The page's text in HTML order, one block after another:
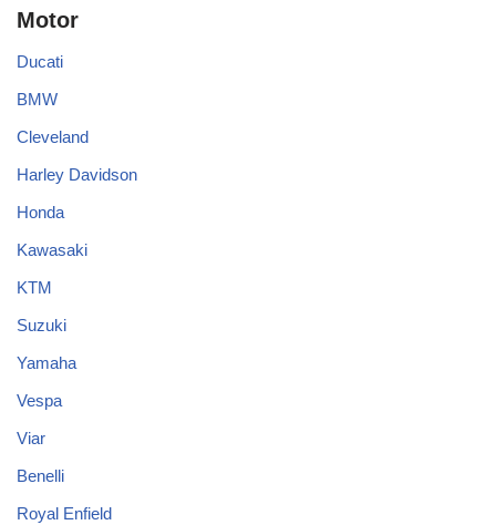
Motor
Ducati
BMW
Cleveland
Harley Davidson
Honda
Kawasaki
KTM
Suzuki
Yamaha
Vespa
Viar
Benelli
Royal Enfield